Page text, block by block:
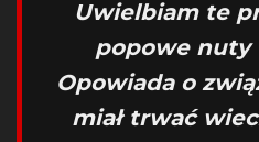
Uwielbiam te
popowe nuty
Opowiada o
miał trwać